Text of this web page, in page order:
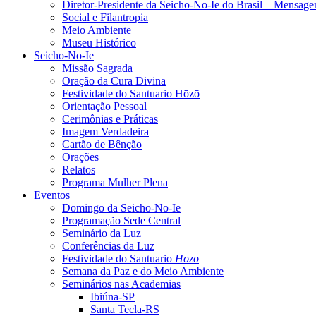
Diretor-Presidente da Seicho-No-Ie do Brasil –
Social e Filantropia
Meio Ambiente
Museu Histórico
Seicho-No-Ie
Missão Sagrada
Oração da Cura Divina
Festividade do Santuario Hōzō
Orientação Pessoal
Cerimônias e Práticas
Imagem Verdadeira
Cartão de Bênção
Orações
Relatos
Programa Mulher Plena
Eventos
Domingo da Seicho-No-Ie
Programação Sede Central
Seminário da Luz
Conferências da Luz
Festividade do Santuario Hōzō
Semana da Paz e do Meio Ambiente
Seminários nas Academias
Ibiúna-SP
Santa Tecla-RS